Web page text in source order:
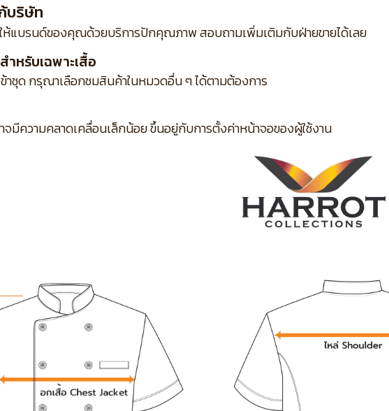
บริษัท
แบรนด์ของคุณด้วยบริการปักคุณภาพ สอบถามเพิ่มเติมกับฝ่ายขายได้เลย
ำหรับเฉพาะเสื้อ
าชุด กรุณาเลือกชมสินค้าในหมวดอื่น ๆ ได้ตามต้องการ
มีความคลาดเคลื่อนเล็กน้อย ขึ้นอยู่กับการตั้งค่าหน้าจอของผู้ใช้งาน